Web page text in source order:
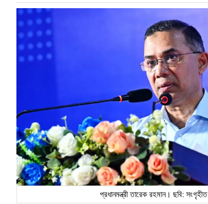
প্রধানমন্ত্রী তারেক রহমান। ছবি: সংগৃহীত